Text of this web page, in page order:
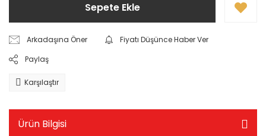
Sepete Ekle
Arkadaşına Öner
Fiyatı Düşünce Haber Ver
Paylaş
Karşılaştır
Ürün Bilgisi